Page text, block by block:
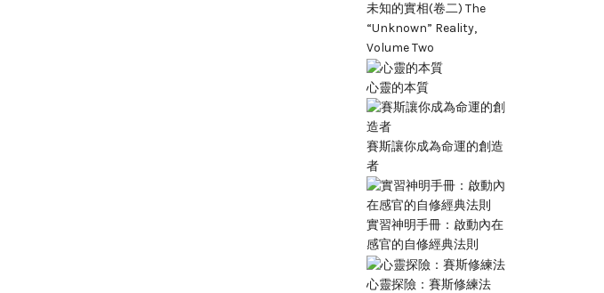
未知的實相(卷二) The
“Unknown” Reality,
Volume Two
心靈的本質
賽斯讓你成為命運的創造
者
實習神明手冊：啟動內在
感官的自修經典法則
心靈探險：賽斯修練法